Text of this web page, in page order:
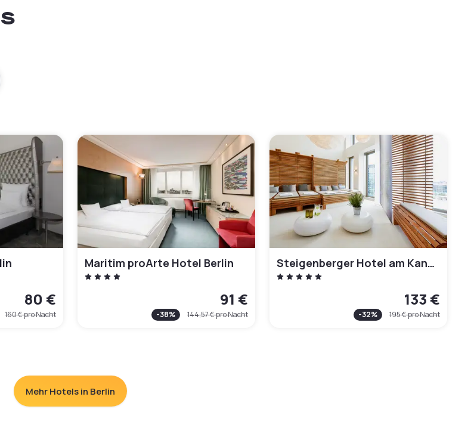
80 €
160 €pro Nacht
Maritim proArte Hotel Berlin
91 €
-38% 144,57 €pro Nacht
Steigenberger Hotel am Kanzleramt
133 €
-32% 195 €pro Nacht
Mehr Hotels in Berlin